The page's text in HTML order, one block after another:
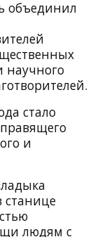
объединил
научного
стало
и
станице
людям с